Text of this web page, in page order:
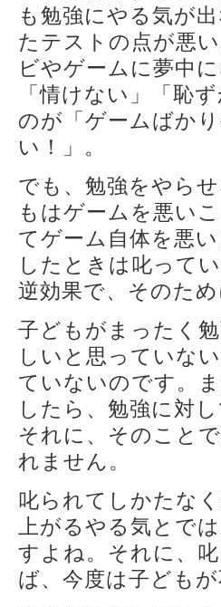
も勉強にやる気が
たテストの点が悪
ビやゲームに夢中
「情けない」「恥
のが「ゲームばか
い！」。
でも、勉強をやら
もはゲームを悪い
てゲーム自体を悪
したときは叱って
逆効果で、そのた
子どもがまったく
しいと思っていな
ていないのです。
したら、勉強に対
それに、そのこと
れません。
叱られてしかたな
上がるやる気とで
すよね。それに、
ば、今度は子どもが